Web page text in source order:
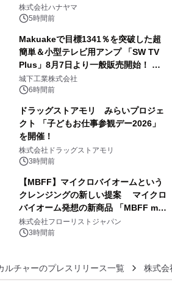
ギミックが融合した 大人の体験型パズ
ルが8月7日(金)12時より先行予約受付
株式会社ハナヤマ
5時間前
Makuakeで目標1341％を突破した超
簡単＆小型テレビ用アンプ 「SW TV
Plus」8月7日より一般販売開始！ ケ
ーブル1本つなぐだけ、テレビの音が
ぐっと豊かに
城下工業株式会社
6時間前
ドラッグストアモリ みらいプロジェ
クト 「子どもお仕事参観デー2026」
を開催！
株式会社ドラッグストアモリ
3時間前
【MBFF】マイクロバイオームという
クレンジングの新しい提案 マイクロ
バイオーム発想の新商品 「MBFF mb
クレンジングPRO」を2026年8月6日
発売
株式会社フローリストジャパン
3時間前
ルチャーのプレスリリース一覧 株式会